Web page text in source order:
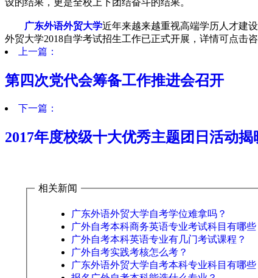
广东外语外贸大学近年来越来越重视高端学历人才建
外贸大学2018自学考试招生工作已正式开展，详情可点击咨
上一篇：
第四次党代会筹备工作推进会召开
下一篇：
2017年度校级十大优秀主题团日活动揭
相关新闻
广东外语外贸大学自考学位难拿吗？
广外自考本科商务英语专业考试科目有哪些
广外自考本科英语专业有几门考试课程？
广外自考实践考核怎么考？
广东外语外贸大学自考本科专业科目有哪些